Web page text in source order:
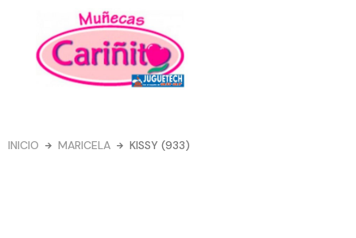
contenido
INICIO MARICELA KISSY (933)